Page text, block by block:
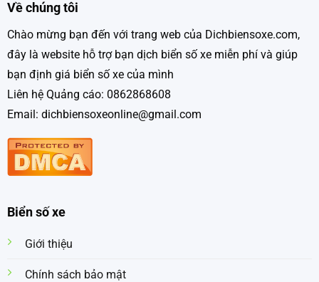
Về chúng tôi
Chào mừng bạn đến với trang web của Dichbiensoxe.com,
đây là website hỗ trợ bạn dịch biển số xe miễn phí và giúp
bạn định giá biển số xe của mình
Liên hệ Quảng cáo: 0862868608
Email: dichbiensoxeonline@gmail.com
Biển số xe
Giới thiệu
Chính sách bảo mật